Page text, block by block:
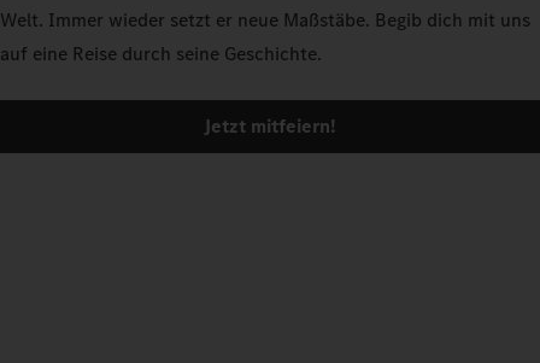
Welt. Immer wieder setzt er neue Maßstäbe. Begib dich mit uns
auf eine Reise durch seine Geschichte.
Jetzt mitfeiern!